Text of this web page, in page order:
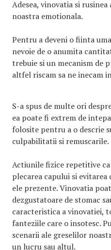
Adesea, vinovatia si
noastra emotionala.
Pentru a deveni o fiinta
nevoie de o anumita
trebuie si un mecanism de
altfel riscam sa ne inecam
S-a spus de multe ori
ea poate fi extrem de
folosite pentru a o descrie
culpabilitatii si remuscarile.
Actiunile fizice repetitive
plecarea capului si
ele prezente. Vinovatia
dezgustatoare de stomac
caracteristica a vinovatiei,
fanteziile care o insotesc.
scenarii ale greselilor
un lucru sau altul.